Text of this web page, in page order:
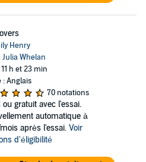
Henry
Julia Whelan
h et 23 min
: Anglais
70 notations
ou gratuit avec l'essai.
automatique à
après l'essai. Voir
d'éligibilité